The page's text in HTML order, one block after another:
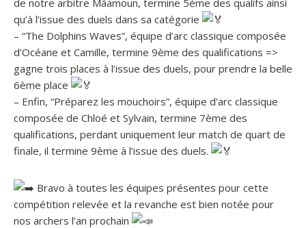
de notre arbitre Mâamoun, termine 5ème des qualifs ainsi
qu’à l’issue des duels dans sa catégorie
– “The Dolphins Waves”, équipe d’arc classique composée
d’Océane et Camille, termine 9ème des qualifications =>
gagne trois places à l’issue des duels, pour prendre la belle
6ème place
– Enfin, “Préparez les mouchoirs”, équipe d’arc classique
composée de Chloé et Sylvain, termine 7ème des
qualifications, perdant uniquement leur match de quart de
finale, il termine 9ème à l’issue des duels.
Bravo à toutes les équipes présentes pour cette
compétition relevée et la revanche est bien notée pour
nos archers l’an prochain